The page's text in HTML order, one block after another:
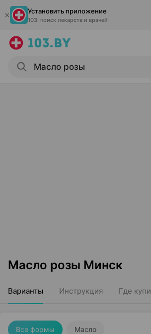
Установить приложение
103: поиск лекарств и врачей
Масло розы Минск
Варианты Инструкция Где
Все формы Масло